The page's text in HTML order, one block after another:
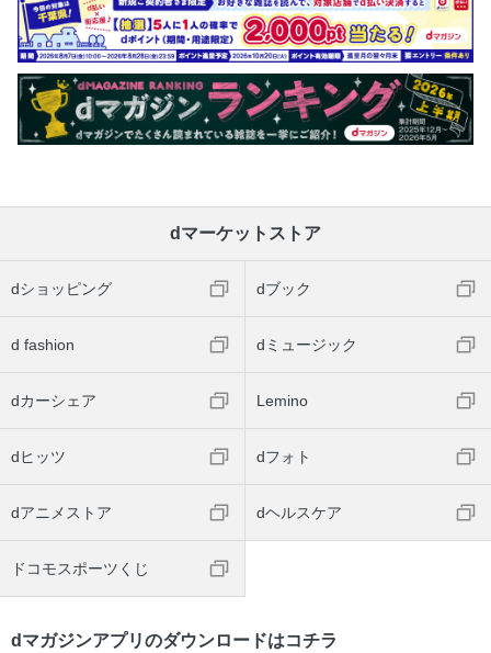
dマーケットストア
dショッピング dブック
d fashion dミュージック
dカーシェア Lemino
dヒッツ dフォト
dアニメストア dヘルスケア
ドコモスポーツくじ
dマガジンアプリのダウンロードはコチラ